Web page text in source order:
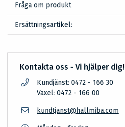
Fråga om produkt
Ersättningsartikel:
Kontakta oss - Vi hjälper dig!
Kundjänst: 0472 - 166 30
Växel: 0472 - 166 00
kundtjanst@hallmiba.com